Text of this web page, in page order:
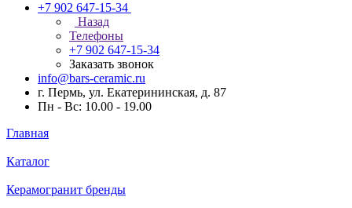
+7 902 647-15-34
Назад
Телефоны
+7 902 647-15-34
Заказать звонок
info@bars-ceramic.ru
г. Пермь, ул. Екатерининская, д. 87
Пн - Вс: 10.00 - 19.00
Главная
Каталог
Керамогранит бренды